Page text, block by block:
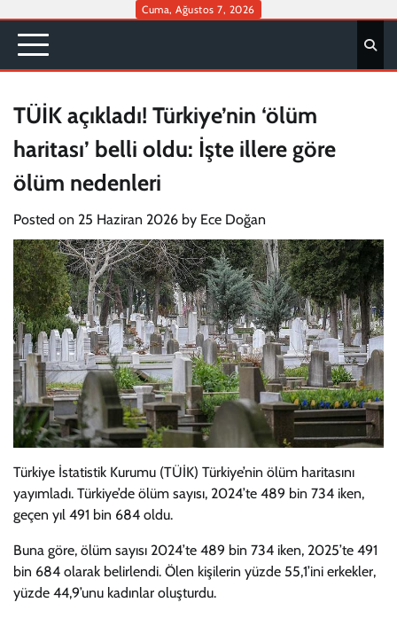
content
Cuma, Ağustos 7, 2026
TÜİK açıkladı! Türkiye’nin ‘ölüm
haritası’ belli oldu: İşte illere göre
ölüm nedenleri
Posted on 25 Haziran 2026 by Ece Doğan
Türkiye İstatistik Kurumu (TÜİK) Türkiye’nin ölüm haritasını
yayımladı. Türkiye’de ölüm sayısı, 2024’te 489 bin 734 iken,
geçen yıl 491 bin 684 oldu.
Buna göre, ölüm sayısı 2024’te 489 bin 734 iken, 2025’te 491
bin 684 olarak belirlendi. Ölen kişilerin yüzde 55,1’ini erkekler,
yüzde 44,9’unu kadınlar oluşturdu.